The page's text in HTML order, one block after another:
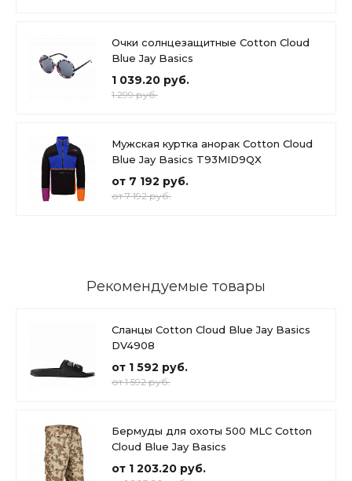
Очки солнцезащитные Cotton Cloud
Blue Jay Basics
1 039.20 руб.
1 299 руб.
Мужская куртка анорак Cotton Cloud
Blue Jay Basics T93MID9QX
от 7 192 руб.
от 7 192 руб.
Рекомендуемые товары
Сланцы Cotton Cloud Blue Jay Basics
DV4908
от 1 592 руб.
от 1 592 руб.
Бермуды для охоты 500 MLC Cotton
Cloud Blue Jay Basics
от 1 203.20 руб.